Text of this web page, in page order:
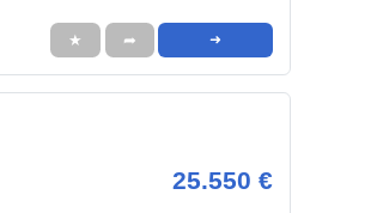
★ ➦ ➜
25.550 €